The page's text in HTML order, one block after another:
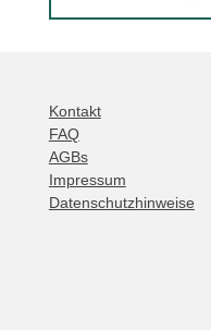
Kontakt
FAQ
AGBs
Impressum
Datenschutzhinweise